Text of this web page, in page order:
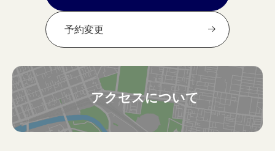
予約変更
アクセスについて